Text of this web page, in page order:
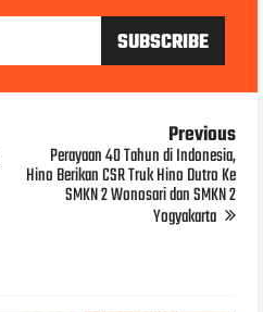
Previous
Perayaan 40 Tahun di Indonesia,
Hino Berikan CSR Truk Hino Dutro Ke
SMKN 2 Wonosari dan SMKN 2
Yogyakarta